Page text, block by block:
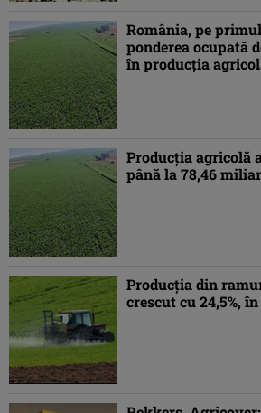
România, pe
ponderea ocupată
în producţia
Producţia agricolă
până la 78,46
Producţia din
crescut cu 24,5%, în